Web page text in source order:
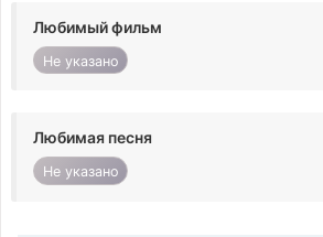
Любимый фильм
Не указано
Любимая песня
Не указано